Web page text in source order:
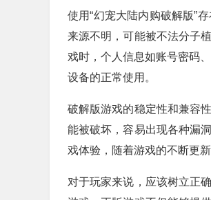
使用“幻宠大陆内购破解版”
来源不明，可能被不法分子
戏时，个人信息如账号密码
设备的正常使用。
破解版游戏的稳定性和兼容
能被破坏，容易出现各种漏
戏体验，随着游戏的不断更
对于玩家来说，应该树立正